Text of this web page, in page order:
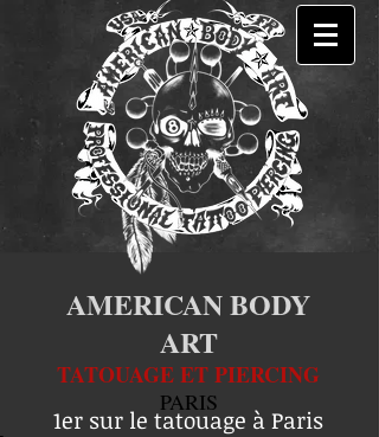
AMERICAN BODY
ART
TATOUAGE ET PIERCING
PARIS
1er sur le tatouage à Paris